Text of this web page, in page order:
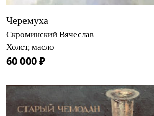
Черемуха
Скроминский Вячеслав
Холст, масло
60 000 ₽